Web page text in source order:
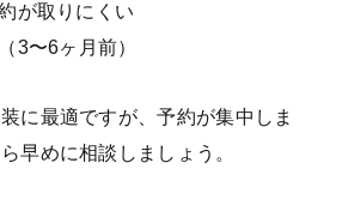
が取りにくい
3〜6ヶ月前）
に最適ですが、予約が集中しま
早めに相談しましょう。